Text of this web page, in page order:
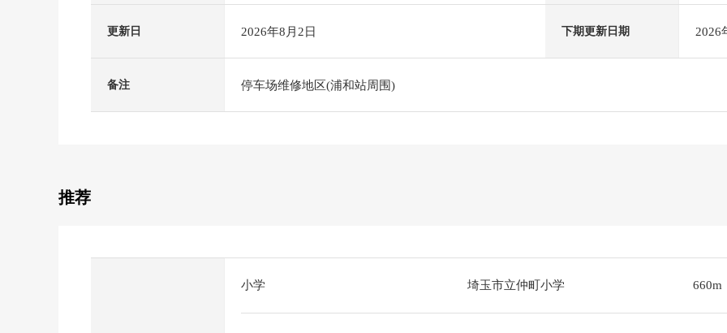
更新日 2026年8月2日 下期更新日期 2026
备注 停车场维修地区(浦和站周围)
推荐
小学 埼玉市立仲町小学 660m